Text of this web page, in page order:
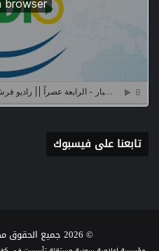
تابعنا على فيسبوك
© 2026 جميع الحقوق محفوظة لفرش أون لاين